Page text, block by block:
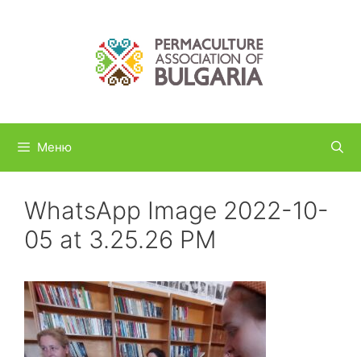
Меню
WhatsApp Image 2022-10-
05 at 3.25.26 PM